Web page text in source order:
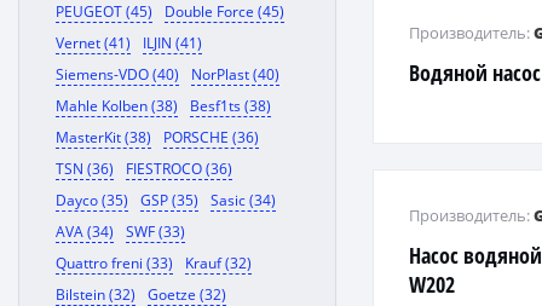
PEUGEOT (45)
Double Force (45)
Vernet (41)
ILJIN (41)
Siemens-VDO (40)
NorPlast (40)
Mahle Kolben (38)
Besf1ts (38)
MasterKit (38)
PORSCHE (36)
TSN (36)
FIESTROCO (36)
Dayco (35)
GSP (35)
Sasic (34)
AVA (34)
SWF (33)
Quattro freni (33)
Krauf (32)
Bilstein (32)
Goetze (32)
Водяной насос
Производитель:
Насос
W202
Производитель: